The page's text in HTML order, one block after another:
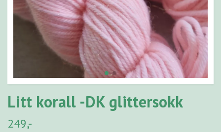
Litt korall -DK glittersokk
249,-